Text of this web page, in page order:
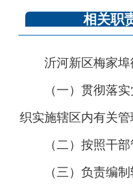
相关职
沂河新区梅家
（一）贯彻落
织实施辖区内有关
（二）按照干
（三）负责编